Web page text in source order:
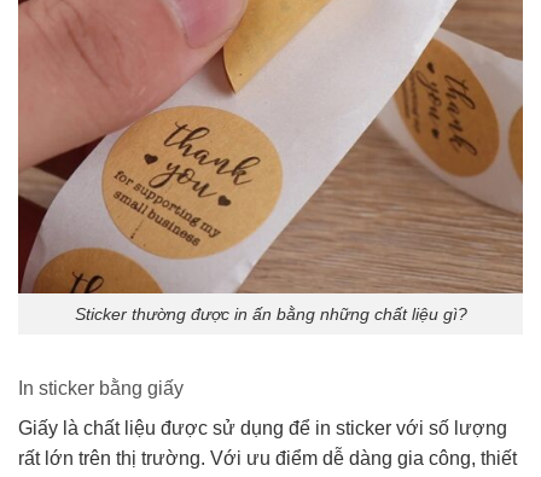
Sticker thường được in ấn bằng những chất liệu gì?
In sticker bằng giấy
Giấy là chất liệu được sử dụng để in sticker với số lượng
rất lớn trên thị trường. Với ưu điểm dễ dàng gia công, thiết